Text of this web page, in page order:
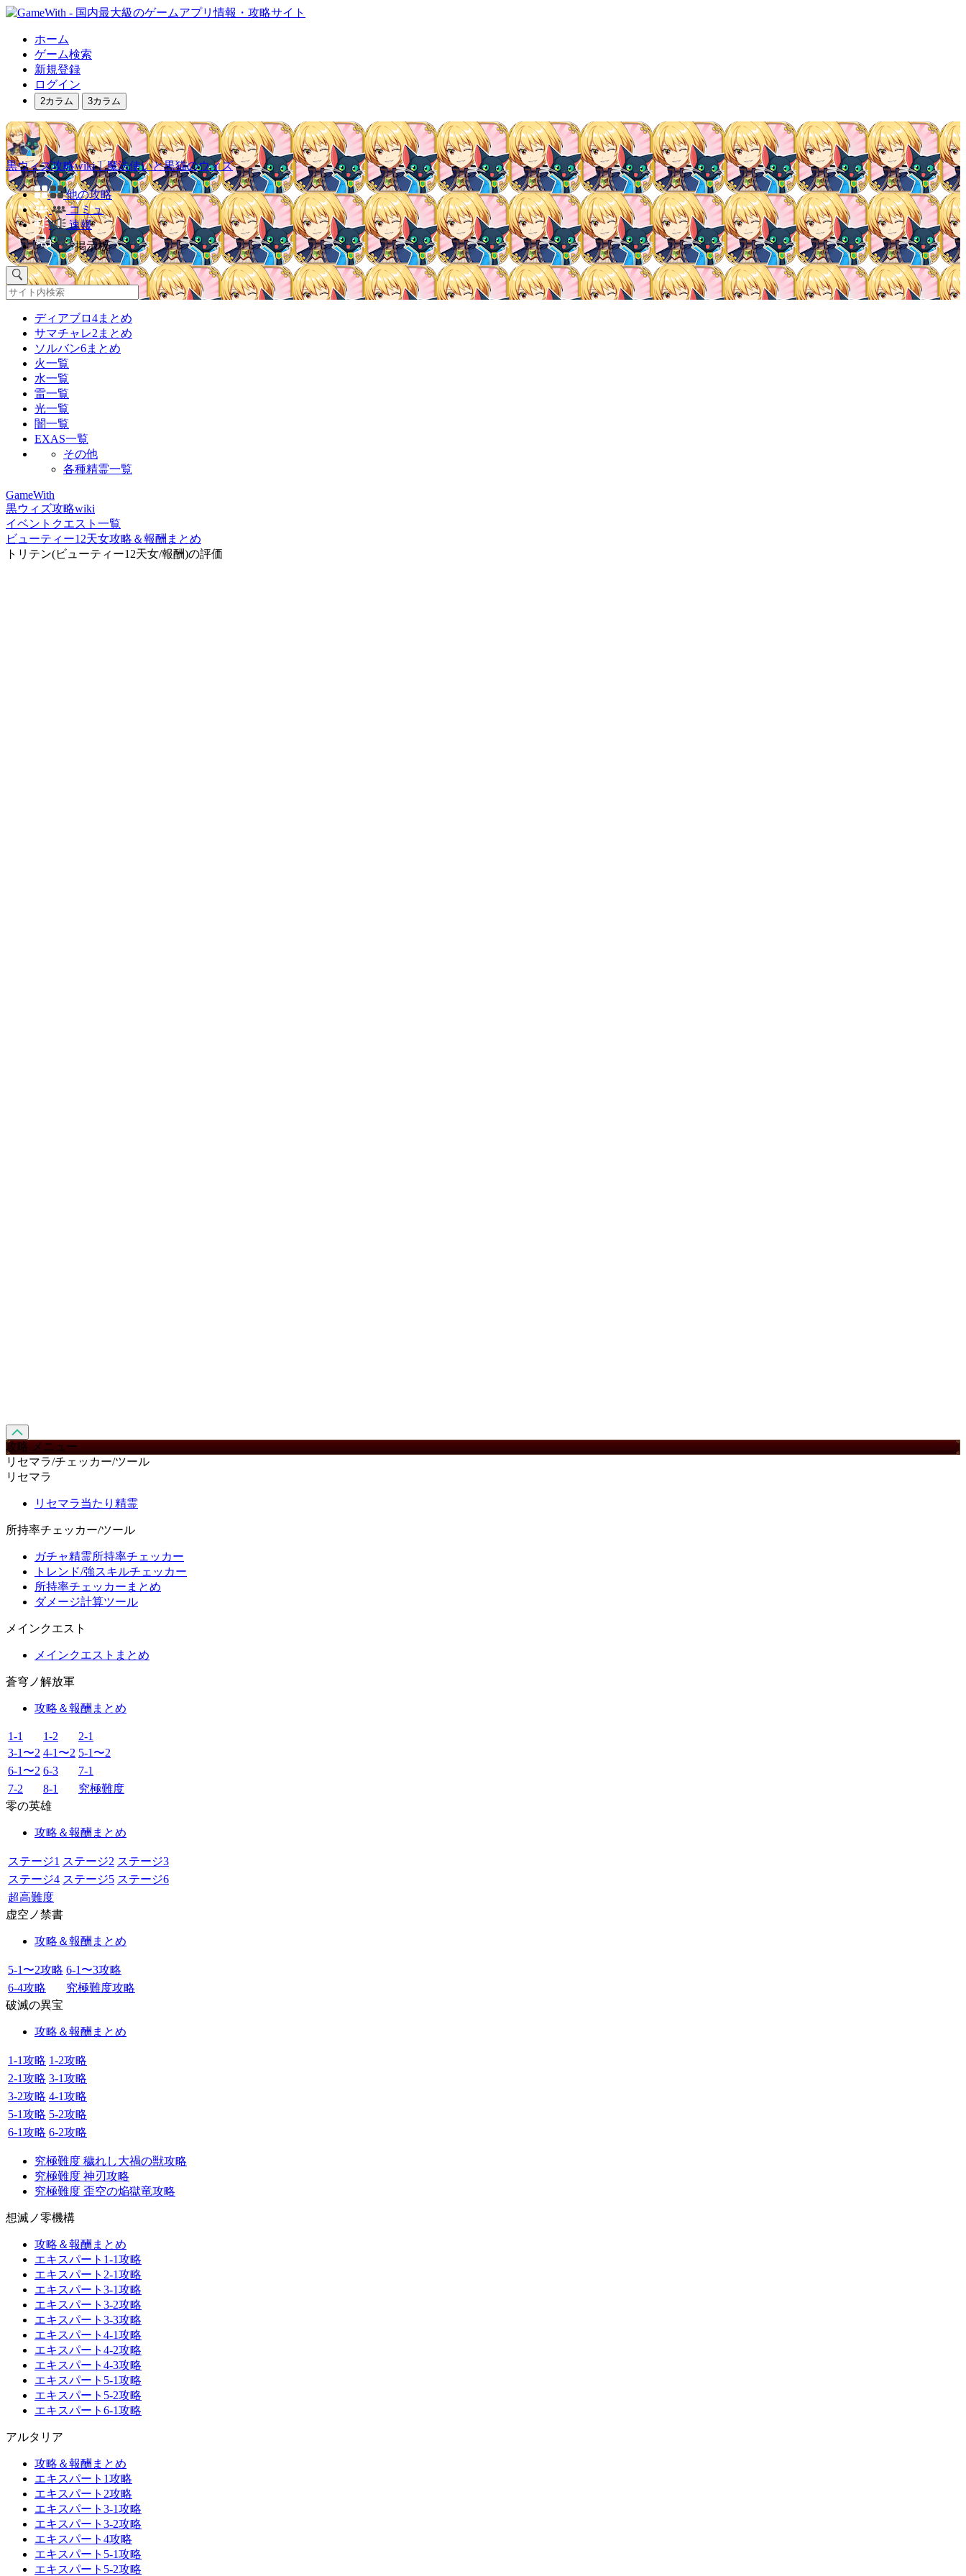
ホーム
ゲーム検索
新規登録
ログイン
2カラム 3カラム
黒ウィズ攻略wiki｜魔法使いと黒猫のウィズ
他の攻略
コミュ
速報
掲示板
ディアブロ4まとめ
サマチャレ2まとめ
ソルバン6まとめ
火一覧
水一覧
雷一覧
光一覧
闇一覧
EXAS一覧
その他
各種精霊一覧
GameWith
黒ウィズ攻略wiki
イベントクエスト一覧
ビューティー12天女攻略＆報酬まとめ
トリテン(ビューティー12天女/報酬)の評価
攻略 メニュー
リセマラ/チェッカー/ツール
リセマラ
リセマラ当たり精霊
所持率チェッカー/ツール
ガチャ精霊所持率チェッカー
トレンド/強スキルチェッカー
所持率チェッカーまとめ
ダメージ計算ツール
メインクエスト
メインクエストまとめ
蒼穹ノ解放軍
攻略＆報酬まとめ
1-1 1-2
2-1
3-1〜2 4-1〜2 5-1〜2
6-1〜2 6-3
7-1
7-2
8-1
究極難度
零の英雄
攻略＆報酬まとめ
ステージ1 ステージ2 ステージ3
ステージ4 ステージ5 ステージ6
超高難度
虚空ノ禁書
攻略＆報酬まとめ
5-1〜2攻略 6-1〜3攻略
6-4攻略
究極難度攻略
破滅の異宝
攻略＆報酬まとめ
1-1攻略 1-2攻略
2-1攻略 3-1攻略
3-2攻略 4-1攻略
5-1攻略 5-2攻略
6-1攻略 6-2攻略
究極難度 穢れし大禍の獣攻略
究極難度 神刃攻略
究極難度 歪空の焔獄竜攻略
想滅ノ零機構
攻略＆報酬まとめ
エキスパート1-1攻略
エキスパート2-1攻略
エキスパート3-1攻略
エキスパート3-2攻略
エキスパート3-3攻略
エキスパート4-1攻略
エキスパート4-2攻略
エキスパート4-3攻略
エキスパート5-1攻略
エキスパート5-2攻略
エキスパート6-1攻略
アルタリア
攻略＆報酬まとめ
エキスパート1攻略
エキスパート2攻略
エキスパート3-1攻略
エキスパート3-2攻略
エキスパート4攻略
エキスパート5-1攻略
エキスパート5-2攻略